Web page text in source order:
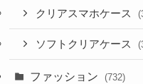
クリアスマホケース
ソフトクリアケース
ファッション (732)